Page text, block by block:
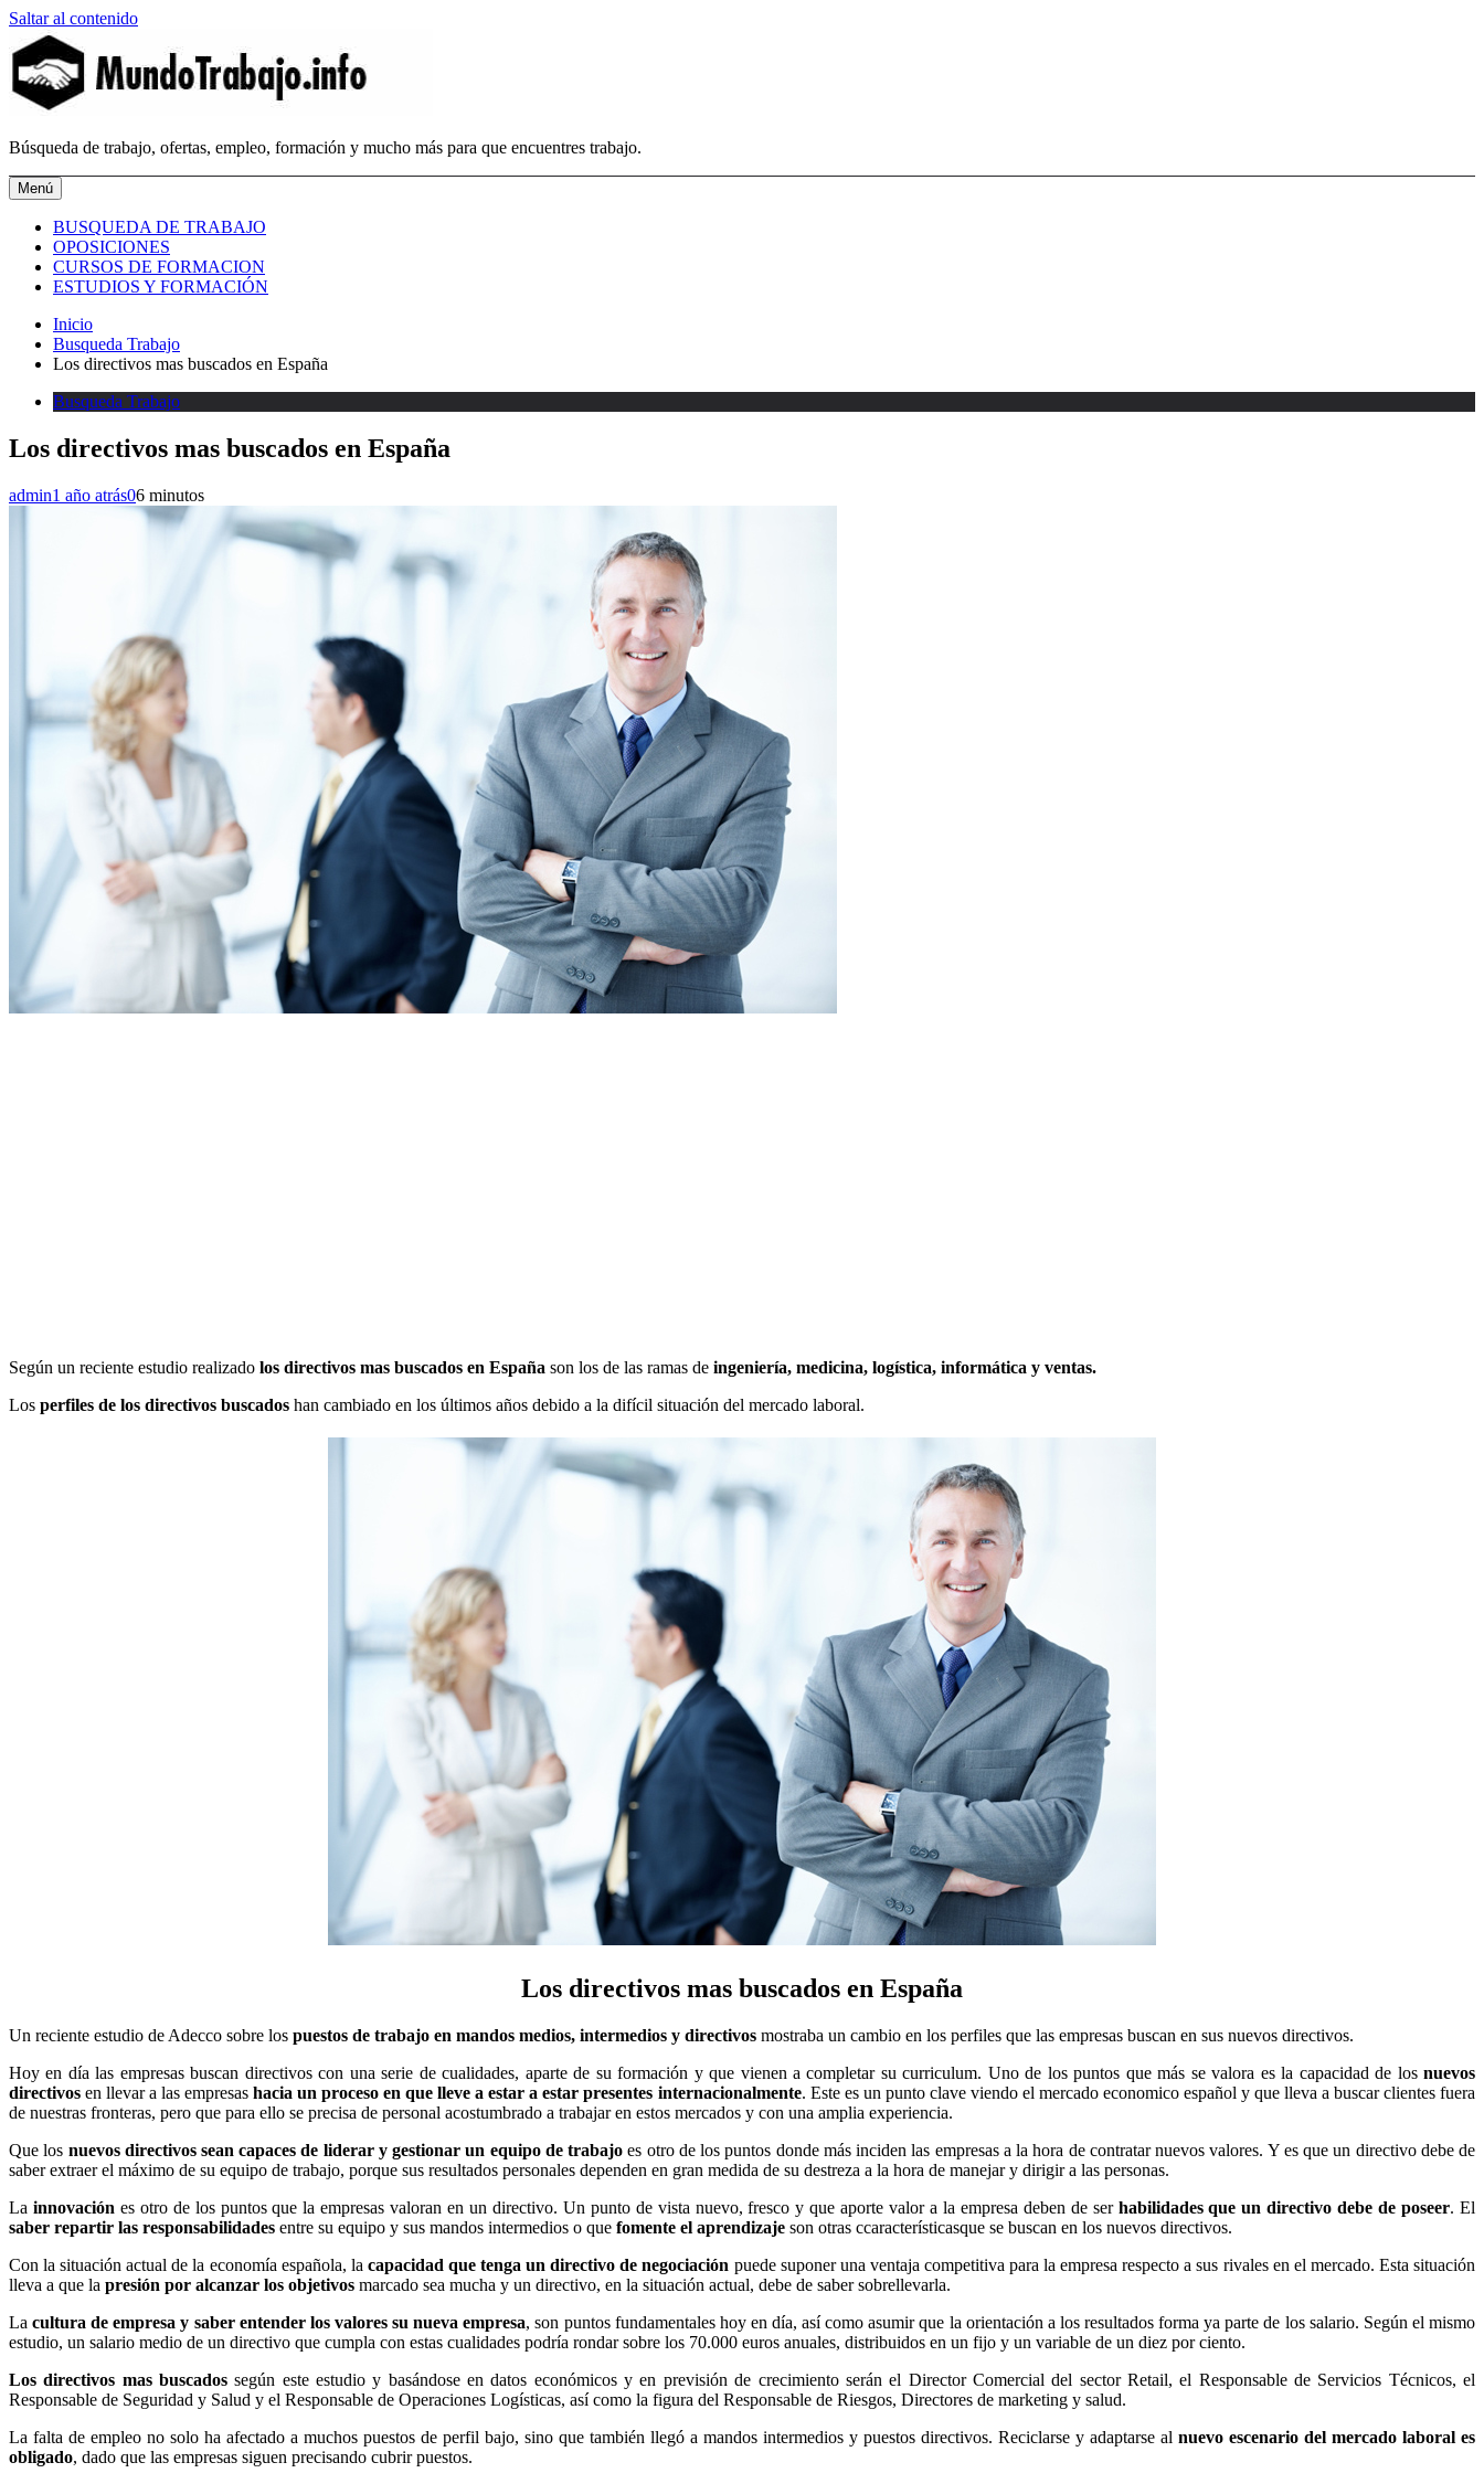
Saltar al contenido
MundoTrabajo.info
Búsqueda de trabajo, ofertas, empleo, formación y mucho más para que encuentres trabajo.
Menú
BUSQUEDA DE TRABAJO
OPOSICIONES
CURSOS DE FORMACION
ESTUDIOS Y FORMACIÓN
Inicio
Busqueda Trabajo
Los directivos mas buscados en España
Busqueda Trabajo
Los directivos mas buscados en España
admin1 año atrás06 minutos
Según un reciente estudio realizado los directivos mas buscados en España son los de las ramas de ingeniería, medicina, logística, informática y ventas.
Los perfiles de los directivos buscados han cambiado en los últimos años debido a la difícil situación del mercado laboral.
Los directivos mas buscados en España
Un reciente estudio de Adecco sobre los puestos de trabajo en mandos medios, intermedios y directivos mostraba un cambio en los perfiles que las empresas buscan en sus nuevos directivos.
Hoy en día las empresas buscan directivos con una serie de cualidades, aparte de su formación y que vienen a completar su curriculum. Uno de los puntos que más se valora es la capacidad de los nuevos
directivos en llevar a las empresashacia un proceso en que lleve a estar a estar presentes internacionalmente. Este es un punto clave viendo el mercado economico español y que lleva a buscar clientes fuera
de nuestras fronteras, pero que para ello se precisa de personal acostumbrado a trabajar en estos mercados y con una amplia experiencia.
Que los nuevos directivos sean capaces de liderar y gestionar un equipo de trabajo es otro de los puntos donde más inciden las empresas a la hora de contratar nuevos valores. Y es que un directivo debe de
saber extraer el máximo de su equipo de trabajo, porque sus resultados personales dependen en gran medida de su destreza a la hora de manejar y dirigir a las personas.
La innovación es otro de los puntos que la empresas valoran en un directivo. Un punto de vista nuevo, fresco y que aporte valor a la empresa deben de ser habilidades que un directivo debe de poseer. El
saber repartir las responsabilidades entre su equipo y sus mandos intermedios o que fomente el aprendizaje son otras ccaracterísticasque se buscan en los nuevos directivos.
Con la situación actual de la economía española, la capacidad que tenga un directivo de negociación puede suponer una ventaja competitiva para la empresa respecto a sus rivales en el mercado. Esta situación
lleva a que la presión por alcanzar los objetivos marcado sea mucha y un directivo, en la situación actual, debe de saber sobrellevarla.
Lacultura de empresa y saber entender los valores su nueva empresa, son puntos fundamentales hoy en día, así como asumir que la orientación a los resultados forma ya parte de los salario. Según el mismo
estudio, un salario medio de un directivo que cumpla con estas cualidades podría rondar sobre los 70.000 euros anuales, distribuidos en un fijo y un variable de un diez por ciento.
Los directivos mas buscados según este estudio y basándose en datos económicos y en previsión de crecimiento serán el Director Comercial del sector Retail, el Responsable de Servicios Técnicos, el
Responsable de Seguridad y Salud y el Responsable de Operaciones Logísticas, así como la figura del Responsable de Riesgos, Directores de marketing y salud.
La falta de empleo no solo ha afectado a muchos puestos de perfil bajo, sino que también llegó a mandos intermedios y puestos directivos. Reciclarse y adaptarse al nuevo escenario del mercado laboral es
obligado, dado que las empresas siguen precisando cubrir puestos.